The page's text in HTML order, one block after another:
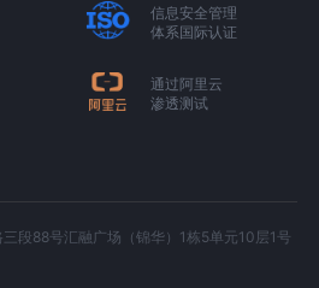
信息安全管理
体系国际认证
通过阿里云
渗透测试
段88号汇融广场（锦华）1栋5单元10层1号